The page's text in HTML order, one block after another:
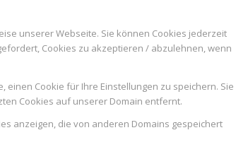
unserer Webseite. Sie können Cookies jederzeit
Cookies zu akzeptieren / abzulehnen, wenn
Cookie für Ihre Einstellungen zu speichern. Sie
Cookies auf unserer Domain entfernt.
anzeigen, die von anderen Domains gespeichert